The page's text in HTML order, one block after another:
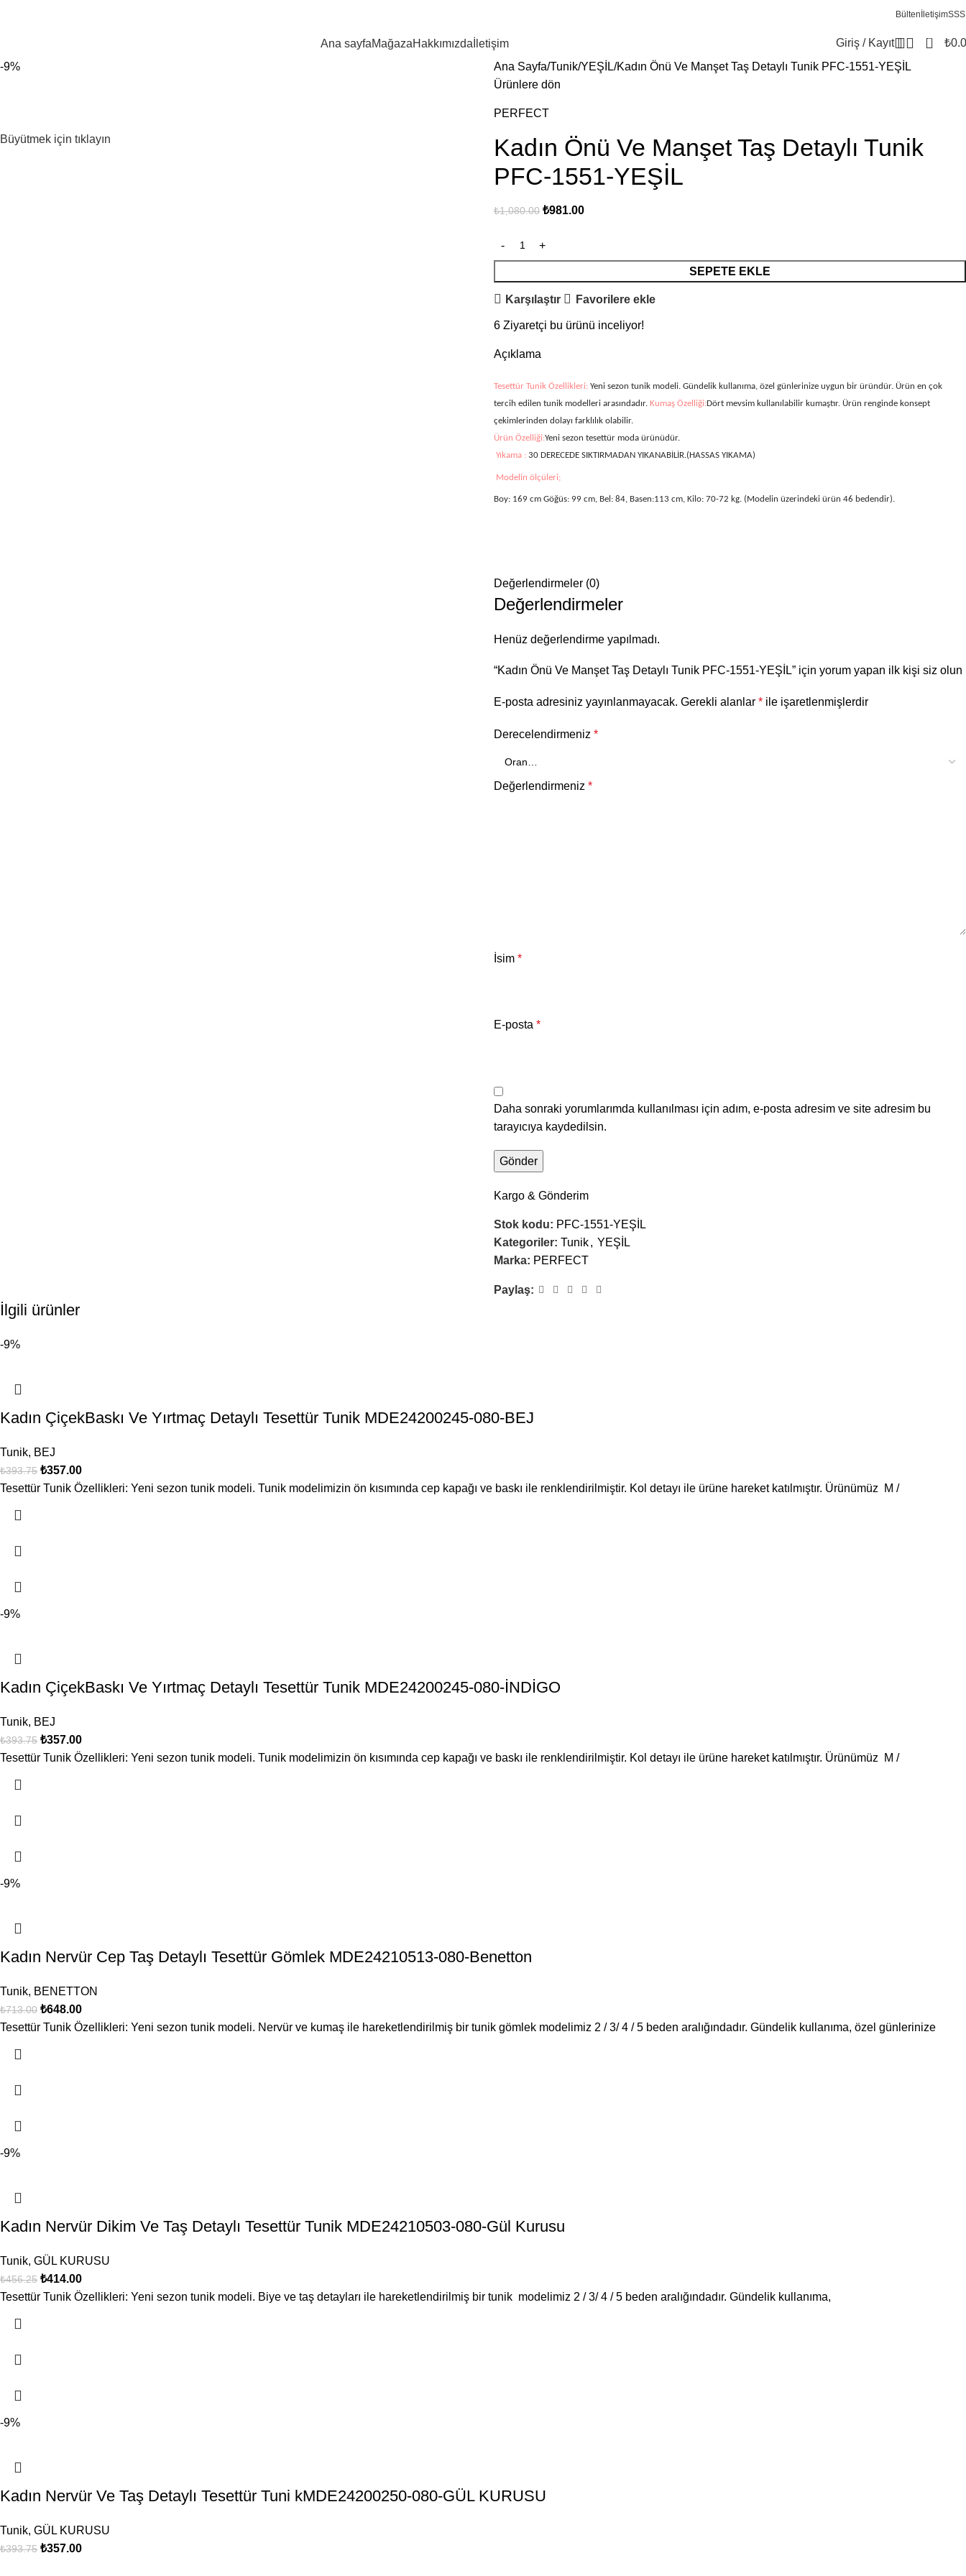
Bülten İletişimSSS
Ana sayfaMağazaHakkımızda İletişim Giriş / Kayıt 0 ₺
-9%
Büyütmek için tıklayın
Ana Sayfa Tunik YEŞİL Kadın Önü Ve Manşet Taş Detaylı Tunik PFC-1551-YEŞİL
Ürünlere dön
PERFECT
Kadın Önü Ve Manşet Taş Detaylı Tunik
PFC-1551-YEŞİL
₺1,080.00 ₺981.00
SEPETE EKLE
Karşılaştır Favorilere ekle
6 Ziyaretçi bu ürünü inceliyor!
Açıklama
Tesettür Tunik Özellikleri: Yeni sezon tunik modeli. Gündelik kullanıma, özel günlerinize uygun bir üründür. Ürün en çok
tercih edilen tunik modelleri arasındadır. Kumaş Özelliği:Dört mevsim kullanılabilir kumaştır. Ürün renginde konsept
çekimlerinden dolayı farklılık olabilir.
Ürün Özelliği:Yeni sezon tesettür moda ürünüdür.
Yıkama : 30 DERECEDE SIKTIRMADAN YIKANABİLİR.(HASSAS YIKAMA)
Modelin ölçüleri;
Boy: 169 cm Göğüs: 99 cm, Bel: 84, Basen:113 cm, Kilo: 70-72 kg. (Modelin üzerindeki ürün 46 bedendir).
Değerlendirmeler (0)
Değerlendirmeler
Henüz değerlendirme yapılmadı.
“Kadın Önü Ve Manşet Taş Detaylı Tunik PFC-1551-YEŞİL” için yorum yapan ilk kişi siz olun
E-posta adresiniz yayınlanmayacak. Gerekli alanlar * ile işaretlenmişlerdir
Derecelendirmeniz *
Değerlendirmeniz *
İsim *
E-posta *
Daha sonraki yorumlarımda kullanılması için adım, e-posta adresim ve site adresim bu
tarayıcıya kaydedilsin.
Kargo & Gönderim
Stok kodu: PFC-1551-YEŞİL
Kategoriler: Tunik, YEŞİL
Marka: PERFECT
Paylaş:
İlgili ürünler
-9%
Kadın ÇiçekBaskı Ve Yırtmaç Detaylı Tesettür Tunik MDE24200245-080-BEJ
Tunik, BEJ
₺393.75 ₺357.00
Tesettür Tunik Özellikleri: Yeni sezon tunik modeli. Tunik modelimizin ön kısımında cep kapağı ve baskı ile renklendirilmiştir. Kol detayı ile ürüne hareket katılmıştır. Ürünümüz M /
-9%
Kadın ÇiçekBaskı Ve Yırtmaç Detaylı Tesettür Tunik MDE24200245-080-İNDİGO
Tunik, BEJ
₺393.75 ₺357.00
Tesettür Tunik Özellikleri: Yeni sezon tunik modeli. Tunik modelimizin ön kısımında cep kapağı ve baskı ile renklendirilmiştir. Kol detayı ile ürüne hareket katılmıştır. Ürünümüz M /
-9%
Kadın Nervür Cep Taş Detaylı Tesettür Gömlek MDE24210513-080-Benetton
Tunik, BENETTON
₺713.00 ₺648.00
Tesettür Tunik Özellikleri: Yeni sezon tunik modeli. Nervür ve kumaş ile hareketlendirilmiş bir tunik gömlek modelimiz 2 / 3/ 4 / 5 beden aralığındadır. Gündelik kullanıma, özel günlerinize
-9%
Kadın Nervür Dikim Ve Taş Detaylı Tesettür Tunik MDE24210503-080-Gül Kurusu
Tunik, GÜL KURUSU
₺456.25 ₺414.00
Tesettür Tunik Özellikleri: Yeni sezon tunik modeli. Biye ve taş detayları ile hareketlendirilmiş bir tunik modelimiz 2 / 3/ 4 / 5 beden aralığındadır. Gündelik kullanıma,
-9%
Kadın Nervür Ve Taş Detaylı Tesettür Tuni kMDE24200250-080-GÜL KURUSU
Tunik, GÜL KURUSU
₺393.75 ₺357.00